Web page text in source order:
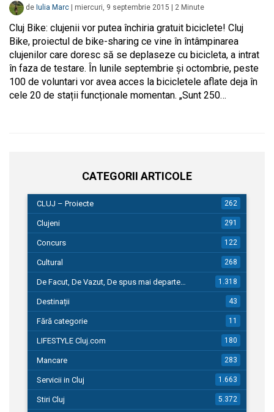
de Iulia Marc miercuri, 9 septembrie 2015 2 Minute
Cluj Bike: clujenii vor putea închiria gratuit biciclete! Cluj
Bike, proiectul de bike-sharing ce vine în întâmpinarea
clujenilor care doresc să se deplaseze cu bicicleta, a intrat
în faza de testare. În lunile septembrie și octombrie, peste
100 de voluntari vor avea acces la bicicletele aflate deja în
cele 20 de stații funcționale momentan. „Sunt 250…
CATEGORII ARTICOLE
CLUJ – Proiecte 262
Clujeni 291
Concurs 122
Cultural 268
De Facut, De Vazut, De spus mai departe… 1.318
Destinații 43
Fără categorie 11
LIFESTYLE Cluj.com 180
Mancare 283
Servicii in Cluj 1.663
Stiri Cluj 5.372